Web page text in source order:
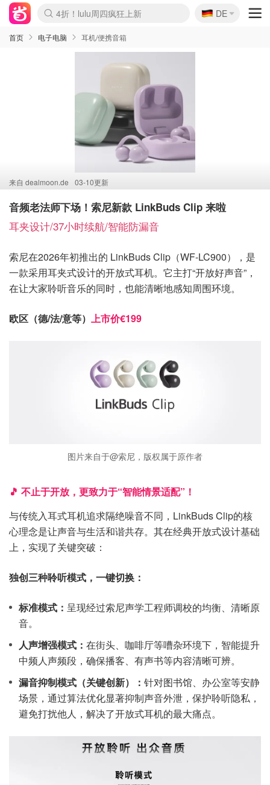
Boticinal 夏促开抢！
4折！lulu周四疯狂上新
还没结束！&OtherStories大促
Joybuy变相75折 随时失效
速领！Stanley独家85折
疑似霸哥！Camper额外叠85折
Zalando 奥莱闪促！每日更新
Moncler反季囤！5折起+叠9折
Coach Brooklyn仅€192
🇩🇪
DE
首页 电子电脑 耳机/便携音箱
来自 dealmoon.de 03-10更新
音频老法师下场！索尼新款 LinkBuds Clip 来啦
耳夹设计/37小时续航/智能防漏音
索尼在2026年初推出的 LinkBuds Clip（WF-LC900），是
一款采用耳夹式设计的开放式耳机。它主打“开放好声音”，
在让大家聆听音乐的同时，也能清晰地感知周围环境。
欧区（德/法/意等） 上市价€199
图片来自于@索尼，版权属于原作者
🎵 不止于开放，更致力于“智能情景适配”！
与传统入耳式耳机追求隔绝噪音不同，LinkBuds Clip的核
心理念是让声音与生活和谐共存。其在经典开放式设计基础
上，实现了关键突破：
独创三种聆听模式，一键切换：
标准模式： 呈现经过索尼声学工程师调校的均衡、清晰原
音。
人声增强模式： 在街头、咖啡厅等嘈杂环境下，智能提升
中频人声频段，确保播客、有声书等内容清晰可辨。
漏音抑制模式（关键创新）： 针对图书馆、办公室等安静
场景，通过算法优化显著抑制声音外泄，保护聆听隐私，
避免打扰他人，解决了开放式耳机的最大痛点。